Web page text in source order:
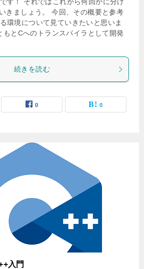
きましょう。 今回、その概要と参考
環境について見ていきたいと思いま
もとCへのトランスパイラとして開発
続きを読む
0 0
入門